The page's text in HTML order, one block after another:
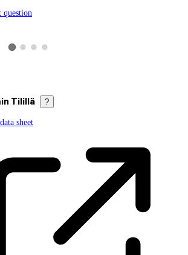
question
and videos
View product image 1
View product image 2
View product image 3
View product image 4
Tilillä ?
sheet